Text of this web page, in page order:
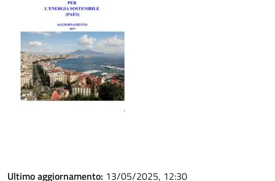
Ultimo aggiornamento: 13/05/2025, 12:30